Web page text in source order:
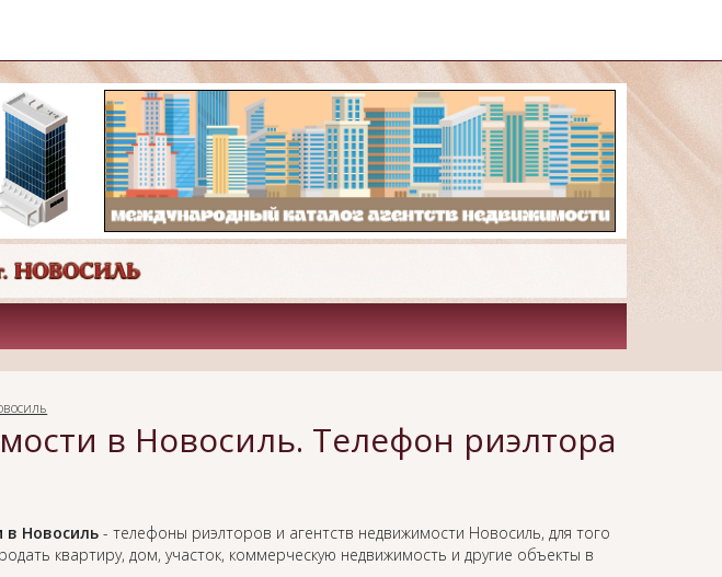
в Новосиль. Телефон риэлтора
в Новосиль- телефоны риэлторов и агентств недвижимости Новосиль, для того
квартиру, дом, участок, коммерческую недвижимость и другие объекты в